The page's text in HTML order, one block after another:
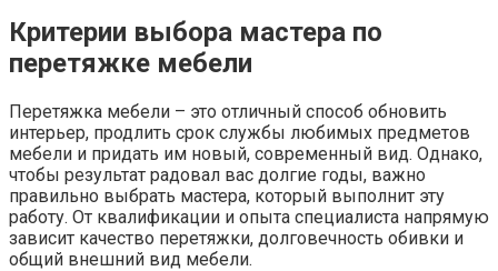
Критерии выбора мастера по
перетяжке мебели
Перетяжка мебели – это отличный способ обновить
интерьер, продлить срок службы любимых предметов
мебели и придать им новый, современный вид. Однако,
чтобы результат радовал вас долгие годы, важно
правильно выбрать мастера, который выполнит эту
работу. От квалификации и опыта специалиста напрямую
зависит качество перетяжки, долговечность обивки и
общий внешний вид мебели.